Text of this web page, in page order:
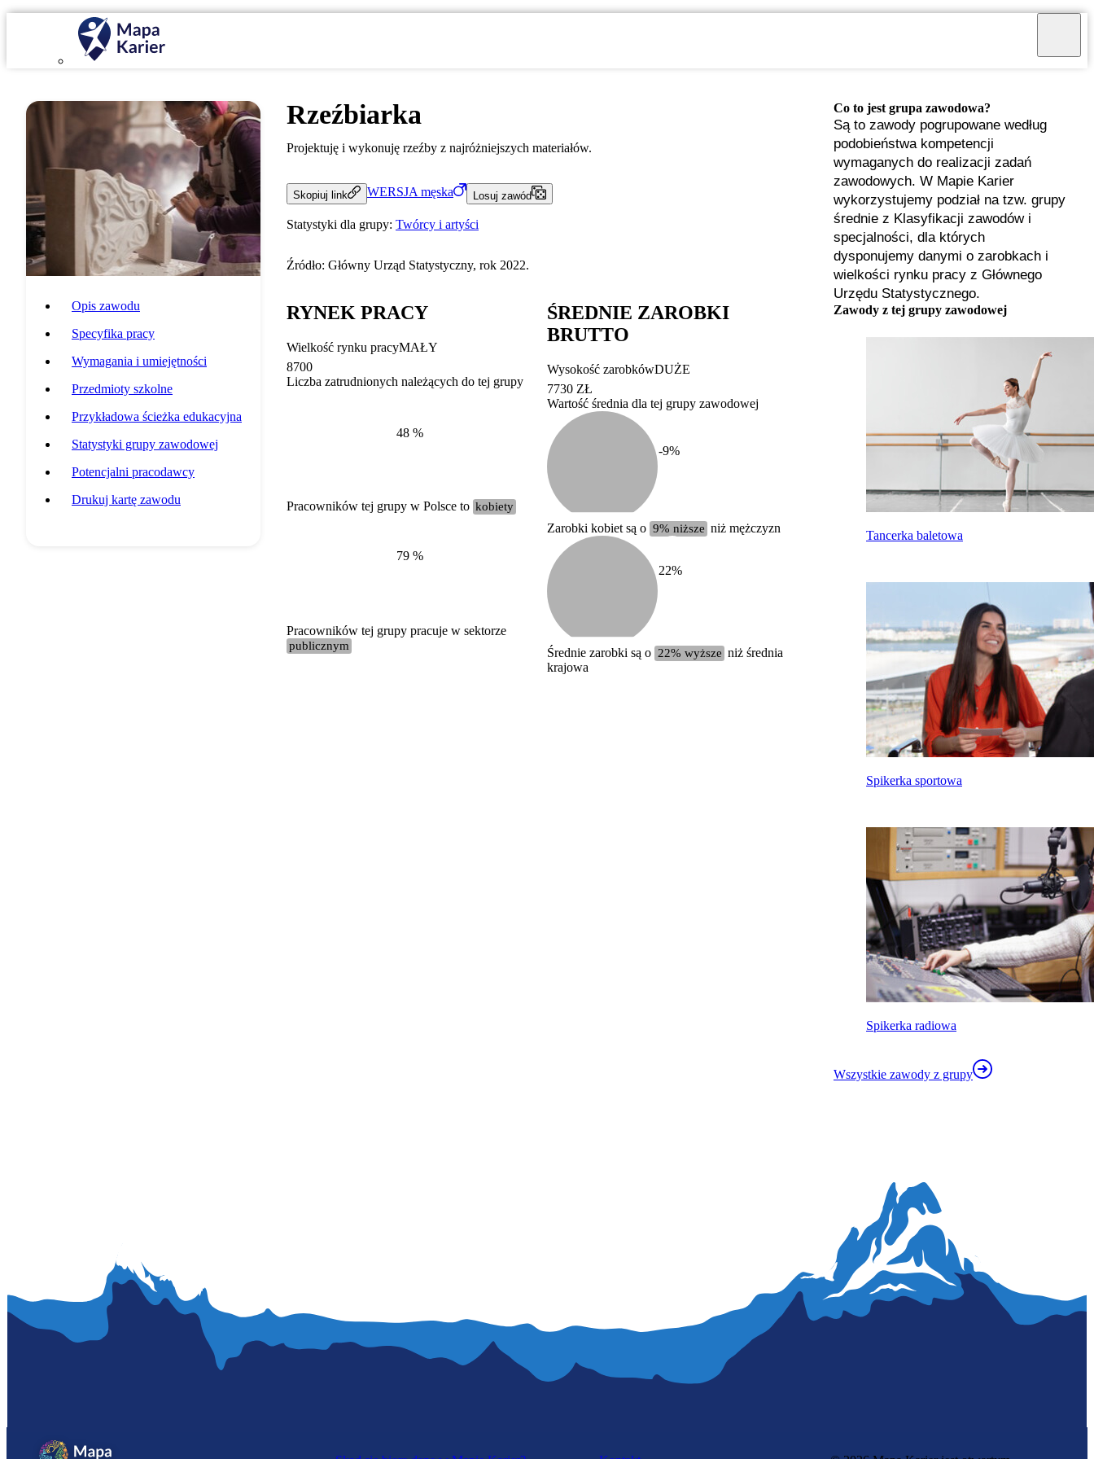
Opis zawodu
Specyfika pracy
Wymagania i umiejętności
Przedmioty szkolne
Przykładowa ścieżka edukacyjna
Statystyki grupy zawodowej
Potencjalni pracodawcy
Drukuj kartę zawodu
Rzeźbiarka
Projektuję i wykonuję rzeźby z najróżniejszych materiałów.
Skopiuj link WERSJA męska Losuj zawód
Statystyki dla grupy: Twórcy i artyści
Źródło: Główny Urząd Statystyczny, rok 2022.
RYNEK PRACY
Struktura wynagrodzeń
według zawodów, 2022
Wielkość rynku pracyMAŁY
8700
Liczba zatrudnionych należących do tej grupy
48 %
Pracowników tej grupy w Polsce to kobiety
79 %
Pracowników tej grupy pracuje w sektorze
publicznym
ŚREDNIE ZAROBKI
BRUTTO
całkowite wynagrodzenie
miesięczne brutto nie dla tego zawodu, lecz
uśrednione dla wszystkich zawodów z grupy,
do której należy ten zawód według Głównego
Urzędu Statystycznego Struktura wynagrodzeń
według zawodów, 2022
4500 zł – 5999 zł
6000 zł – 7499 zł
7500 zł – 8999 zł
9000 zł i więcej
kalkulatora wynagrodzeń
Wysokość zarobkówDUŻE
7730 ZŁ
Wartość średnia dla tej grupy zawodowej
-9%
Zarobki kobiet są o 9% niższe niż mężczyzn
22%
Średnie zarobki są o 22% wyższe niż średnia
krajowa
Co to jest grupa zawodowa?
Są to zawody pogrupowane według
podobieństwa kompetencji
wymaganych do realizacji zadań
zawodowych. W Mapie Karier
wykorzystujemy podział na tzw. grupy
średnie z Klasyfikacji zawodów i
specjalności, dla których
dysponujemy danymi o zarobkach i
wielkości rynku pracy z Głównego
Urzędu Statystycznego.
Zawody z tej grupy zawodowej
Tancerka baletowa
Spikerka sportowa
Spikerka radiowa
Wszystkie zawody z grupy